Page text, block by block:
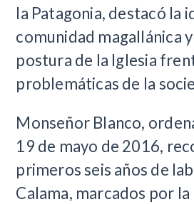
la Patagonia, destacó la
comunidad magallánica
postura de la Iglesia
problemáticas de la
Monseñor Blanco,
19 de mayo de 2016,
primeros seis años de
Calama, marcados por la